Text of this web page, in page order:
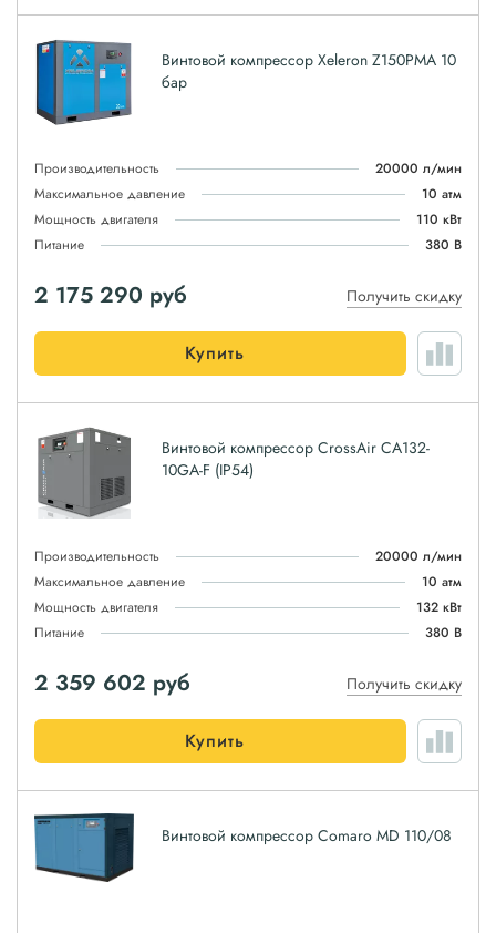
Винтовой компрессор Xeleron Z150PMA 10
бар
Производительность
20000 л/мин
Максимальное давление
10 атм
Мощность двигателя
110 кВт
Питание
380 В
2 175 290 руб Получить скидку
Купить
Винтовой компрессор CrossAir CA132-
10GA-F (IP54)
Производительность
20000 л/мин
Максимальное давление
10 атм
Мощность двигателя
132 кВт
Питание
380 В
2 359 602 руб Получить скидку
Купить
Винтовой компрессор Comaro MD 110/08